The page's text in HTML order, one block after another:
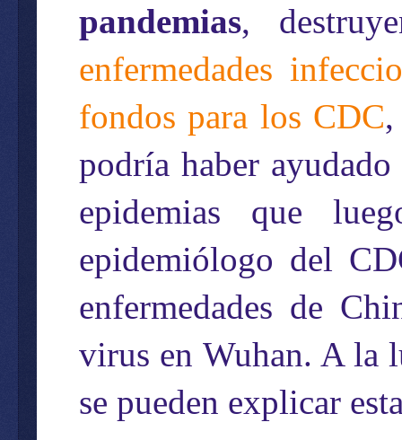
pandemias,
enfermedades
fondos para los CDC
podría haber
epidemias que
epidemiólogo del
enfermedades de
virus en Wuhan. A la
se pueden explicar